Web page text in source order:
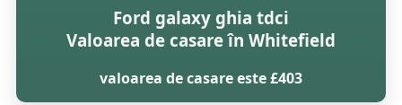
Ford galaxy ghia tdci
Valoarea de casare în Whitefield
valoarea de casare este £403